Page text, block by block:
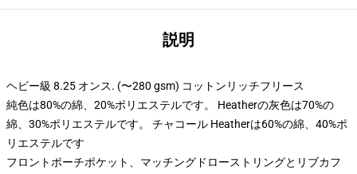
説明
ヘビー級 8.25 オンス. (〜280 gsm) コットンリッチフリース
純色は80%の綿、20%ポリエステルです。 Heatherの灰色は70%の
綿、30%ポリエステルです。 チャコール Heatherは60%の綿、40%ポ
リエステルです
フロントポーチポケット、マッチングドローストリングとリブカフ